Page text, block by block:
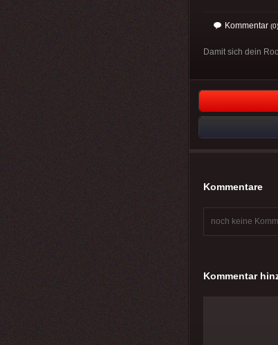
Kommentar (0)
Damit sich dein
Kommentare
noch keine
Kommentar